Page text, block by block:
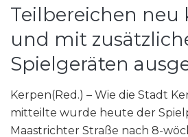
Teilbereichen neu
und mit
Spielgeräten
Kerpen(Red.) – Wie die Stadt
mitteilte wurde heute der
Maastrichter Straße nach 8-